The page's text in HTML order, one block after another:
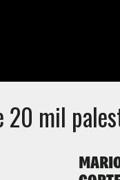
20 mil